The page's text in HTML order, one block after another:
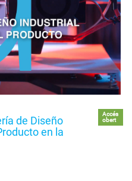
de Diseño
en la
Accés
obert